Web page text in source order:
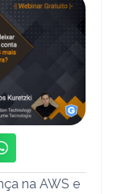
na AWS e